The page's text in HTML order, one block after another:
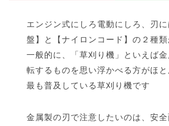
エンジン式にしろ電動にしろ、刃
盤】と【ナイロンコード】の２種類
一般的に、「草刈り機」といえば
転するものを思い浮かべる方がほと
最も普及している草刈り機です
金属製の刃で注意したいのは、安全